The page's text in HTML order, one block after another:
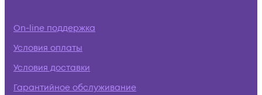
On-line поддержка
Условия оплаты
Условия доставки
Гарантийное обслуживание